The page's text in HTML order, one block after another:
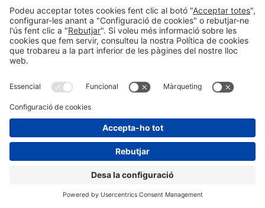
Següent Post
AIJEC